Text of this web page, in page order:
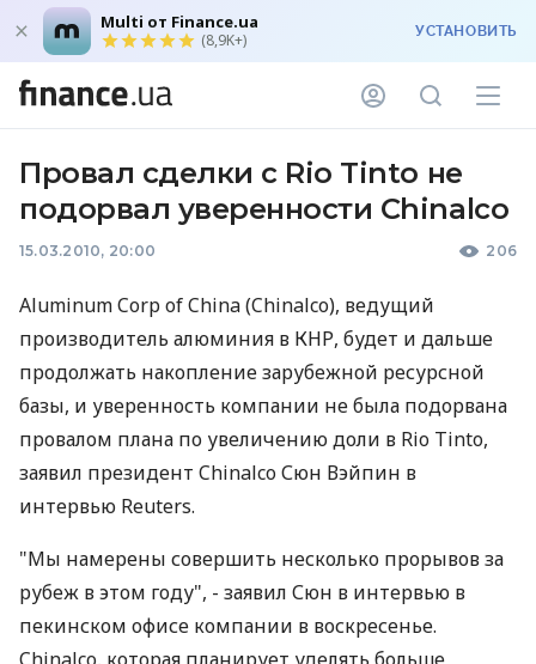
Multi от Finance.ua
(8,9K+) УСТАНОВИТЬ
Провал сделки с Rio Tinto не
подорвал уверенности Chinalco
15.03.2010, 20:00 206
Aluminum Corp of China (Chinalco), ведущий
производитель алюминия в КНР, будет и дальше
продолжать накопление зарубежной ресурсной
базы, и уверенность компании не была подорвана
провалом плана по увеличению доли в Rio Tinto,
заявил президент Chinalco Сюн Вэйпин в
интервью Reuters.
"Мы намерены совершить несколько прорывов за
рубеж в этом году", - заявил Сюн в интервью в
пекинском офисе компании в воскресенье.